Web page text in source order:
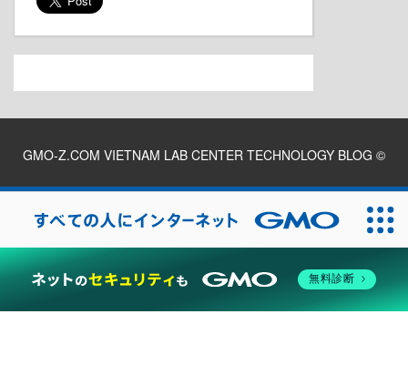
GMO-Z.COM VIETNAM LAB CENTER TECHNOLOGY BLOG ©
2026
無料診断